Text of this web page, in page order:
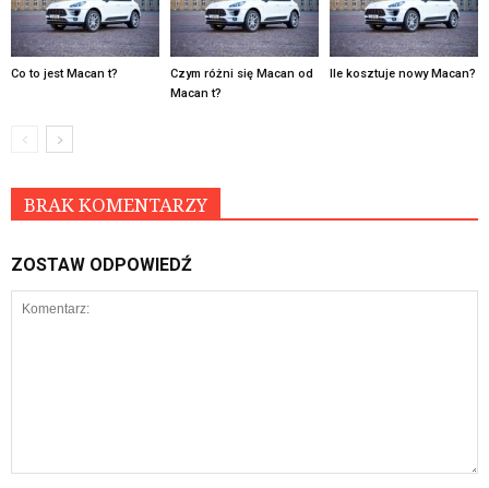
Co to jest Macan t?
Czym różni się Macan od
Macan t?
Ile kosztuje nowy Macan?
BRAK KOMENTARZY
ZOSTAW ODPOWIEDŹ